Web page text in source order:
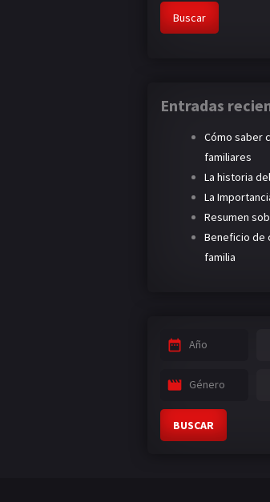
Buscar
Entradas
Cómo saber
familiares
La historia
La
Resumen
Beneficio de
familia
Año
Género
BUSCAR